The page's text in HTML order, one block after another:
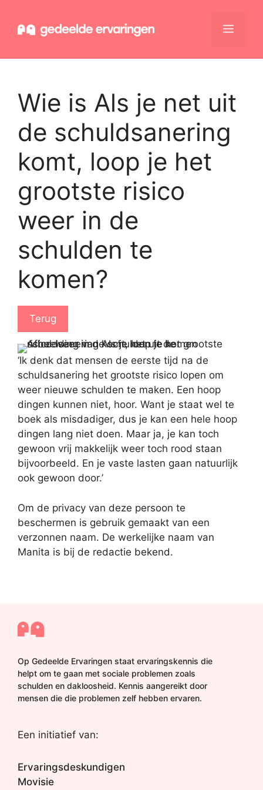
naar
Menu
Wie is Als je net uit
de schuldsanering
komt, loop je het
grootste risico
weer in de
schulden te
komen?
Terug
‘Ik denk dat mensen de eerste tijd na de
schuldsanering het grootste risico lopen om
weer nieuwe schulden te maken. Een hoop
dingen kunnen niet, hoor. Want je staat wel te
boek als misdadiger, dus je kan een hele hoop
dingen lang niet doen. Maar ja, je kan toch
gewoon vrij makkelijk weer toch rood staan
bijvoorbeeld. En je vaste lasten gaan natuurlijk
ook gewoon door.’
Om de privacy van deze persoon te
beschermen is gebruik gemaakt van een
verzonnen naam. De werkelijke naam van
Manita is bij de redactie bekend.
Op Gedeelde Ervaringen staat ervaringskennis die
helpt om te gaan met sociale problemen zoals
schulden en dakloosheid. Kennis aangereikt door
mensen die die problemen zelf hebben ervaren.
Een initiatief van:
Ervaringsdeskundigen
Movisie